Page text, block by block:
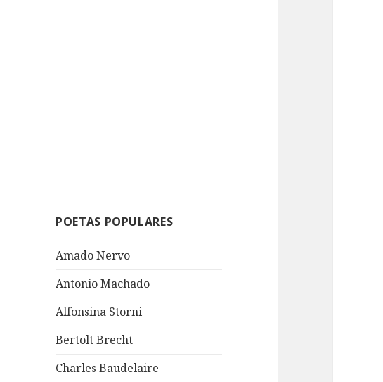
POETAS POPULARES
Amado Nervo
Antonio Machado
Alfonsina Storni
Bertolt Brecht
Charles Baudelaire